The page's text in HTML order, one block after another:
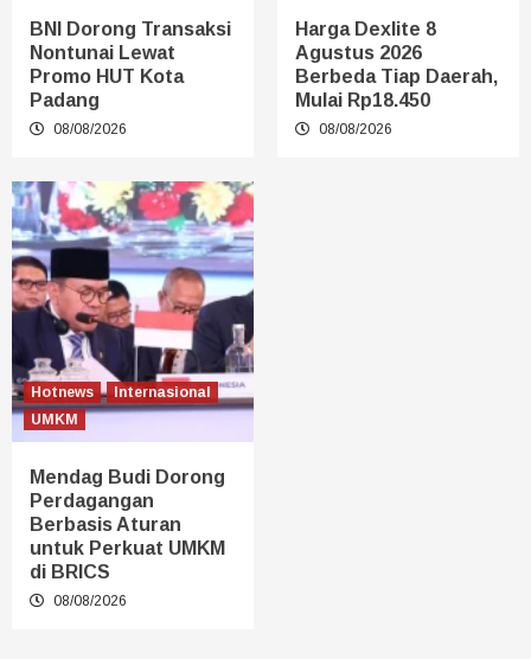
BNI Dorong Transaksi
Nontunai Lewat
Promo HUT Kota
Padang
08/08/2026
Harga Dexlite 8
Agustus 2026
Berbeda Tiap Daerah,
Mulai Rp18.450
08/08/2026
Hotnews
Internasional
UMKM
Mendag Budi Dorong
Perdagangan
Berbasis Aturan
untuk Perkuat UMKM
di BRICS
08/08/2026